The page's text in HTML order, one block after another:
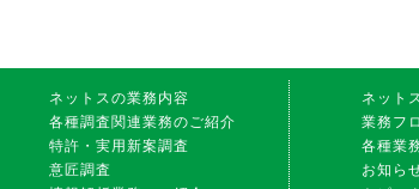
ネットスの業務内容
各種調査関連業務のご紹介
特許・実用新案調査
意匠調査
ネット
業務フ
各種業
お知ら